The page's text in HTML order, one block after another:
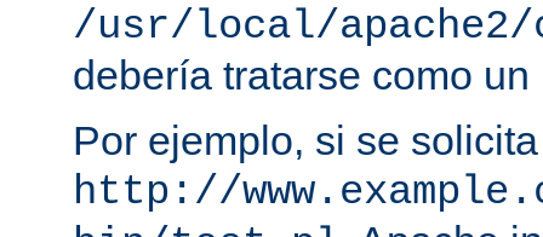
/usr/local/
debería tratarse como
Por ejemplo, si se
http://